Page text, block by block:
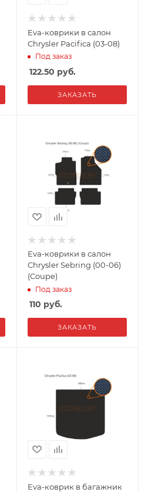
Eva-коврики в салон
Chrysler Pacifica (03-08)
Под заказ
122.50 руб.
ЗАКАЗАТЬ
Eva-коврики в салон
Chrysler Sebring (00-06)
(Coupe)
Под заказ
110 руб.
ЗАКАЗАТЬ
Eva-коврик в багажник